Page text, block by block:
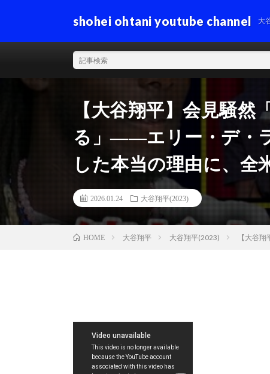
shohei ohtani youtube channel 大
【大谷翔平】会見騒
る」――エリー・デ・
した本当の理由に、全
2026.01.24 大谷翔平(2023)
HOME 大谷翔平 大谷翔平(2023) 【大谷